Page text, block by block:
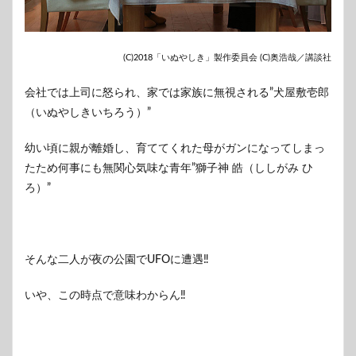
(C)2018「いぬやしき」製作委員会 (C)奥浩哉／講談社
会社では上司に怒られ、家では家族に無視される”犬屋敷壱郎
（いぬやしきいちろう）”
幼い頃に親が離婚し、育ててくれた母がガンになってしまっ
たため何事にも無関心気味な青年”獅子神 皓（ししがみ ひ
ろ）”
そんな二人が夜の公園でUFOに遭遇‼
いや、この時点で意味わからん‼